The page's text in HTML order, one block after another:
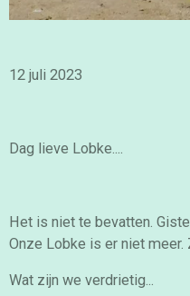
12 juli 2023
Dag lieve Lobke....
Het is niet te bevatten.
Onze Lobke is er niet meer.
Wat zijn we verdrietig...